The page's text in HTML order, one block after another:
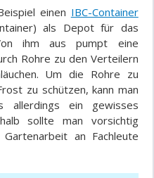
einen IBC-Container
als Depot für das
ihm aus pumpt eine
Rohre zu den Verteilern
Um die Rohre zu
zu schützen, kann man
allerdings ein gewisses
sollte man vorsichtig
an Fachleute